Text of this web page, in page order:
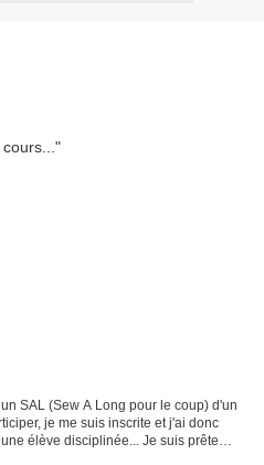
SAL (Sew A Long pour le coup) d'un
je me suis inscrite et j'ai donc
élève disciplinée... Je suis prête